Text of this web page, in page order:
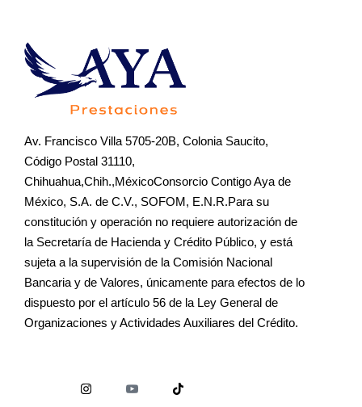
Av. Francisco Villa 5705-20B, Colonia Saucito,
Código Postal 31110,
Chihuahua,Chih.,MéxicoConsorcio Contigo Aya de
México, S.A. de C.V., SOFOM, E.N.R.Para su
constitución y operación no requiere autorización de
la Secretaría de Hacienda y Crédito Público, y está
sujeta a la supervisión de la Comisión Nacional
Bancaria y de Valores, únicamente para efectos de lo
dispuesto por el artículo 56 de la Ley General de
Organizaciones y Actividades Auxiliares del Crédito.